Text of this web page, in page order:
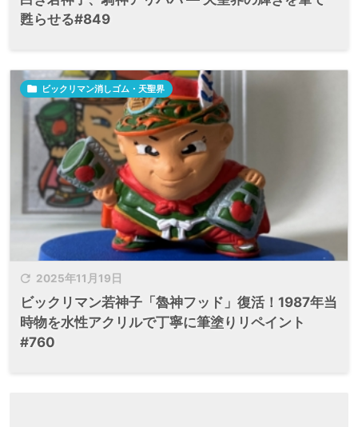
甦らせる#849
 2025年11月19日
 ビックリマン消しゴム・天聖界
ビックリマン若神子「魯神フッド」復活！1987年当
時物を水性アクリルで丁寧に筆塗りリペイント
#760